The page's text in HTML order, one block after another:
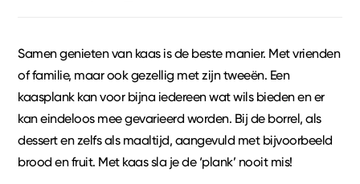
Samen genieten van kaas is de beste manier. Met vrienden
of familie, maar ook gezellig met zijn tweeën. Een
kaasplank kan voor bijna iedereen wat wils bieden en er
kan eindeloos mee gevarieerd worden. Bij de borrel, als
dessert en zelfs als maaltijd, aangevuld met bijvoorbeeld
brood en fruit. Met kaas sla je de ‘plank’ nooit mis!